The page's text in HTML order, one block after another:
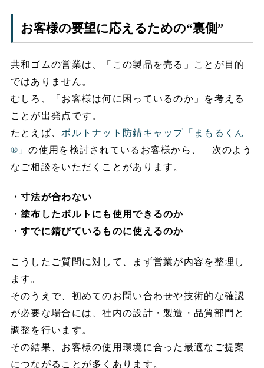
お客様の要望に応えるための“裏側”
共和ゴムの営業は、「この製品を売る」ことが目的
ではありません。
むしろ、「お客様は何に困っているのか」を考える
ことが出発点です。
たとえば、 ボルトナット防錆キャップ「まもるくん
®」の使用を検討されているお客様から、 次のよう
なご相談をいただくことがあります。
・寸法が合わない
・塗布したボルトにも使用できるのか
・すでに錆びているものに使えるのか
こうしたご質問に対して、まず営業が内容を整理し
ます。
そのうえで、初めてのお問い合わせや技術的な確認
が必要な場合には、社内の設計・製造・品質部門と
調整を行います。
その結果、お客様の使用環境に合った最適なご提案
につながることが多くあります。